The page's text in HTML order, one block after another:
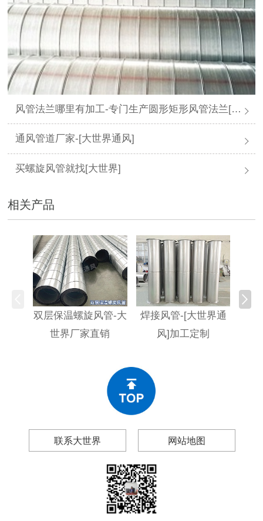
风管法兰哪里有加工-专门生产圆形矩形风管法兰[大世界通风]
通风管道厂家-[大世界通风]
买螺旋风管就找[大世界]
相关产品
双层保温螺旋风管-大
世界厂家直销
焊接风管-[大世界通
风]加工定制
联系大世界 网站地图